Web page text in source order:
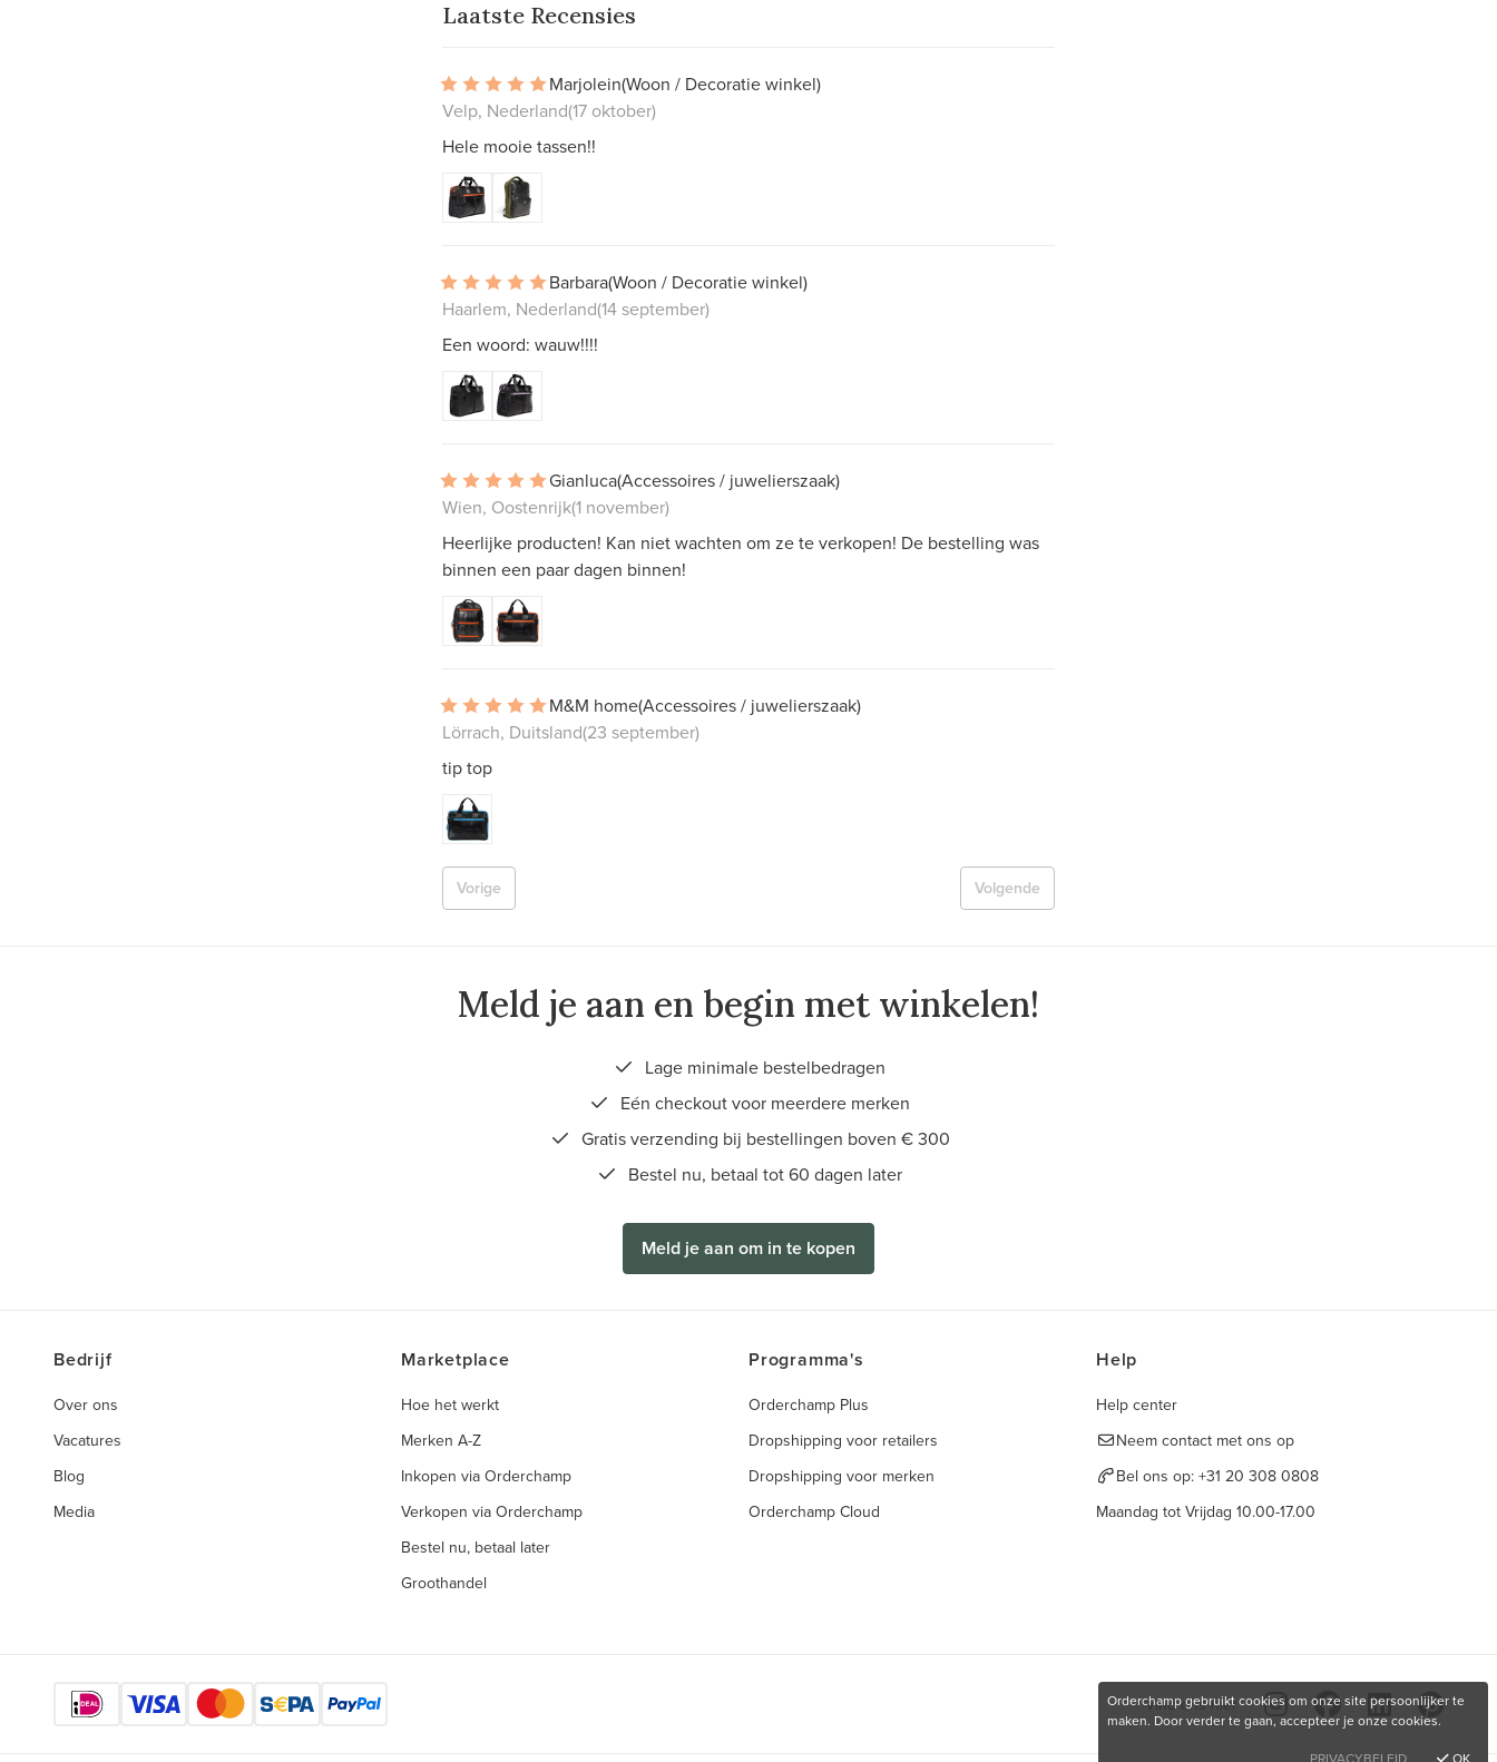
Laatste Recensies
Marjolein(Woon / Decoratie winkel)
Velp, Nederland(17 oktober)
Hele mooie tassen!!
Barbara(Woon / Decoratie winkel)
Haarlem, Nederland(14 september)
Een woord: wauw!!!!
Gianluca(Accessoires / juwelierszaak)
Wien, Oostenrijk(1 november)
Heerlijke producten! Kan niet wachten om ze te verkopen! De bestelling was
binnen een paar dagen binnen!
M&M home(Accessoires / juwelierszaak)
Lörrach, Duitsland(23 september)
tip top
Volgende
Vorige
Meld je aan en begin met winkelen!
Lage minimale bestelbedragen
Eén checkout voor meerdere merken
Gratis verzending bij bestellingen boven € 300
Bestel nu, betaal tot 60 dagen later
Meld je aan om in te kopen
Bedrijf
Over ons
Vacatures
Blog
Media
Marketplace
Hoe het werkt
Merken A-Z
Inkopen via Orderchamp
Verkopen via Orderchamp
Bestel nu, betaal later
Groothandel
Programma's
Orderchamp Plus
Dropshipping voor retailers
Dropshipping voor merken
Orderchamp Cloud
Help
Help center
Neem contact met ons op
Bel ons op: +31 20 308 0808
Maandag tot Vrijdag 10.00-17.00
Vind ons hier
Orderchamp gebruikt cookies om onze site persoonlijker te
maken. Door verder te gaan, accepteer je onze cookies.
PRIVACYBELEID
OK